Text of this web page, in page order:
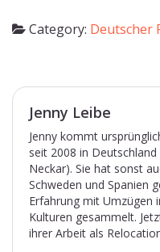
Category: Deutscher
Jenny Leibe
Jenny kommt
seit 2008 in
Neckar). Sie hat sonst
Schweden und Spanien
Erfahrung mit Umzügen
Kulturen gesammelt.
ihrer Arbeit als